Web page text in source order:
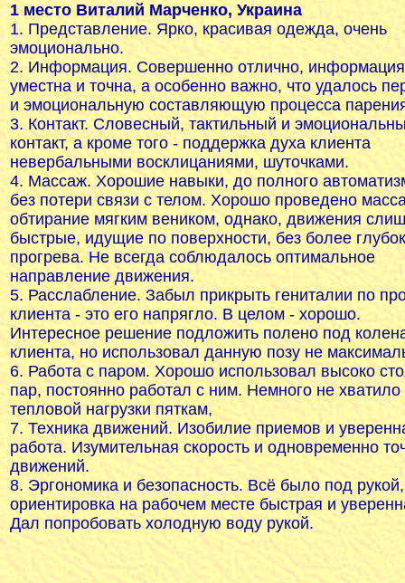
1 место Виталий Марченко, Украина
1. Представление. Ярко, красивая одежда, очень
эмоционально.
2. Информация. Совершенно отлично, информация
уместна и точна, а особенно важно, что удалось
и эмоциональную составляющую процесса
3. Контакт. Словесный, тактильный и
контакт, а кроме того - поддержка духа клиента
невербальными восклицаниями, шуточками.
4. Массаж. Хорошие навыки, до полного
без потери связи с телом. Хорошо проведено
обтирание мягким веником, однако, движения
быстрые, идущие по поверхности, без более
прогрева. Не всегда соблюдалось оптимальное
направление движения.
5. Расслабление. Забыл прикрыть гениталии по
клиента - это его напрягло. В целом - хорошо.
Интересное решение подложить полено под
клиента, но использовал данную позу не
6. Работа с паром. Хорошо использовал высоко
пар, постоянно работал с ним. Немного не хватило
тепловой нагрузки пяткам,
7. Техника движений. Изобилие приемов и
работа. Изумительная скорость и одновременно
движений.
8. Эргономика и безопасность. Всё было под рукой,
ориентировка на рабочем месте быстрая и
Дал попробовать холодную воду рукой.